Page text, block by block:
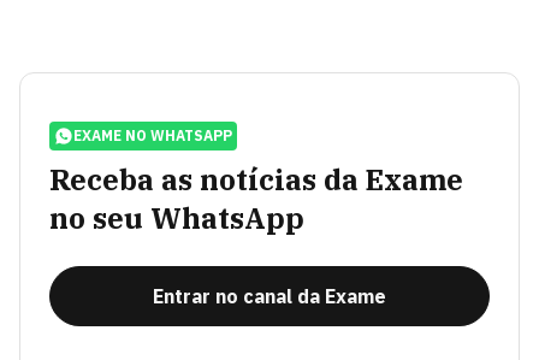
EXAME NO WHATSAPP
Receba as notícias da Exame
no seu WhatsApp
Entrar no canal da Exame